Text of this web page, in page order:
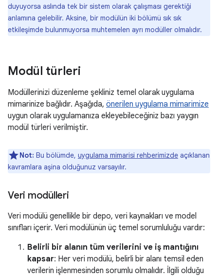
duyuyorsa aslında tek bir sistem olarak çalışması gerektiği
anlamına gelebilir. Aksine, bir modülün iki bölümü sık sık
etkileşimde bulunmuyorsa muhtemelen ayrı modüller olmalıdır.
Modül türleri
Modüllerinizi düzenleme şekliniz temel olarak uygulama
mimarinize bağlıdır. Aşağıda, önerilen uygulama mimarimize
uygun olarak uygulamanıza ekleyebileceğiniz bazı yaygın
modül türleri verilmiştir.
Not: Bu bölümde, uygulama mimarisi rehberimizde açıklanan
kavramlara aşina olduğunuz varsayılır.
Veri modülleri
Veri modülü genellikle bir depo, veri kaynakları ve model
sınıfları içerir. Veri modülünün üç temel sorumluluğu vardır:
Belirli bir alanın tüm verilerini ve iş mantığını
kapsar: Her veri modülü, belirli bir alanı temsil eden
verilerin işlenmesinden sorumlu olmalıdır. İlgili olduğu